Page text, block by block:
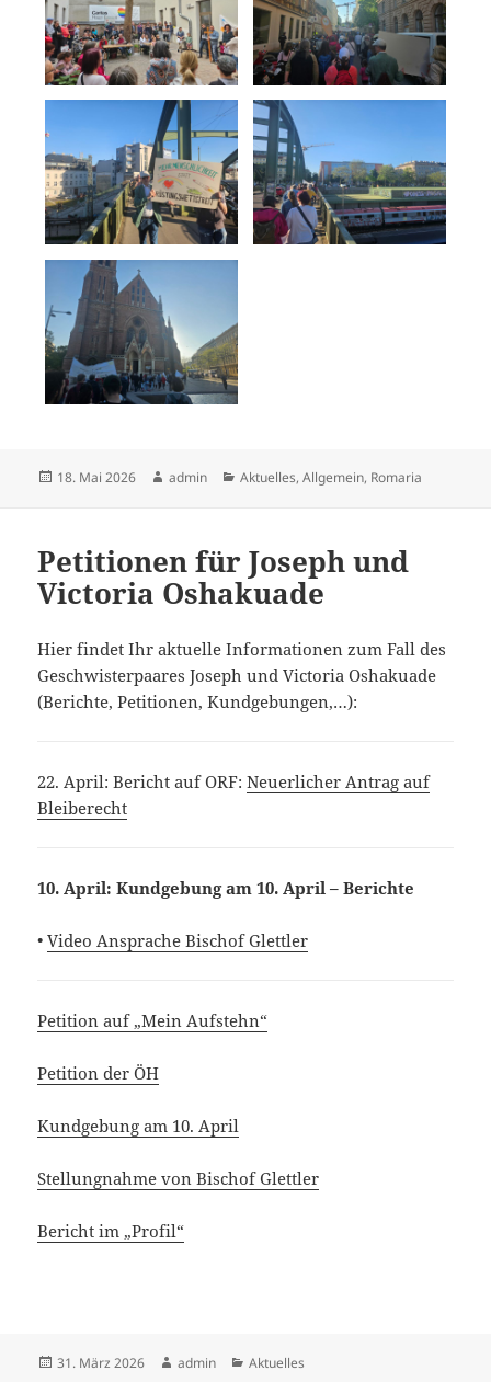
Veröffentlicht
18. Mai 2026 Autor
admin Kategorien
Aktuelles,Allgemein, Romaria
Petitionen für Joseph und
Victoria Oshakuade
Hier findet Ihr aktuelle Informationen zum Fall des
Geschwisterpaares Joseph und Victoria Oshakuade
(Berichte, Petitionen, Kundgebungen,…):
22. April: Bericht auf ORF:Neuerlicher Antrag auf
Bleiberecht
10. April: Kundgebung am 10. April – Berichte
•Video Ansprache Bischof Glettler
Petition auf „Mein Aufstehn“
Petition der ÖH
Kundgebung am 10. April
Stellungnahme von Bischof Glettler
Bericht im „Profil“
Veröffentlicht
31. März 2026 Autor
admin Kategorien
Aktuelles